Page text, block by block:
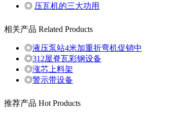
◎ 压瓦机的三大功用
相关产品 Related Products
◎液压泵站4米加重折弯机促销中
◎312屋脊瓦彩钢设备
◎涨芯上料架
◎警示带设备
推荐产品 Hot Products